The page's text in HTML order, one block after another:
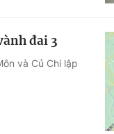
đai 3
và Củ Chi lập